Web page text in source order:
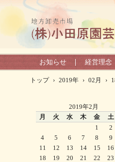
お知らせ 経営理念
トップ › 2019年 › 02月 ›
2019年2月
月
火 水 木 金 土
1 2
4
5 6 7 8 9
11
12 13 14 15 16
18
19 20 21 22 23